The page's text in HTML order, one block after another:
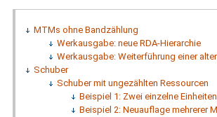
MTMs ohne Bandzählung
Werkausgabe: neue RDA-Hierarchie
Werkausgabe: Weiterführung einer
Schuber
Schuber mit ungezählten Ressourcen
Beispiel 1: Zwei einzelne
Beispiel 2: Neuauflage mehrerer